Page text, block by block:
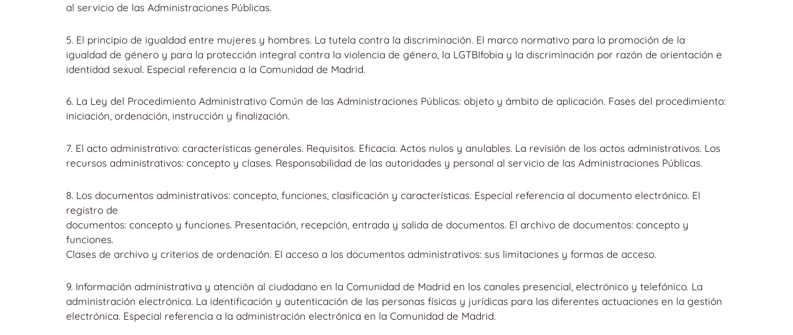
al servicio de las Administraciones Públicas.
5. El principio de igualdad entre mujeres y hombres. La tutela contra la discriminación. El marco normativo para la promoción de la
igualdad de género y para la protección integral contra la violencia de género, la LGTBIfobia y la discriminación por razón de orientación e
identidad sexual. Especial referencia a la Comunidad de Madrid.
6. La Ley del Procedimiento Administrativo Común de las Administraciones Públicas: objeto y ámbito de aplicación. Fases del procedimiento:
iniciación, ordenación, instrucción y finalización.
7. El acto administrativo: características generales. Requisitos. Eficacia. Actos nulos y anulables. La revisión de los actos administrativos. Los
recursos administrativos: concepto y clases. Responsabilidad de las autoridades y personal al servicio de las Administraciones Públicas.
8. Los documentos administrativos: concepto, funciones, clasificación y características. Especial referencia al documento electrónico. El
registro de
documentos: concepto y funciones. Presentación, recepción, entrada y salida de documentos. El archivo de documentos: concepto y
funciones.
Clases de archivo y criterios de ordenación. El acceso a los documentos administrativos: sus limitaciones y formas de acceso.
9. Información administrativa y atención al ciudadano en la Comunidad de Madrid en los canales presencial, electrónico y telefónico. La
administración electrónica. La identificación y autenticación de las personas físicas y jurídicas para las diferentes actuaciones en la gestión
electrónica. Especial referencia a la administración electrónica en la Comunidad de Madrid.